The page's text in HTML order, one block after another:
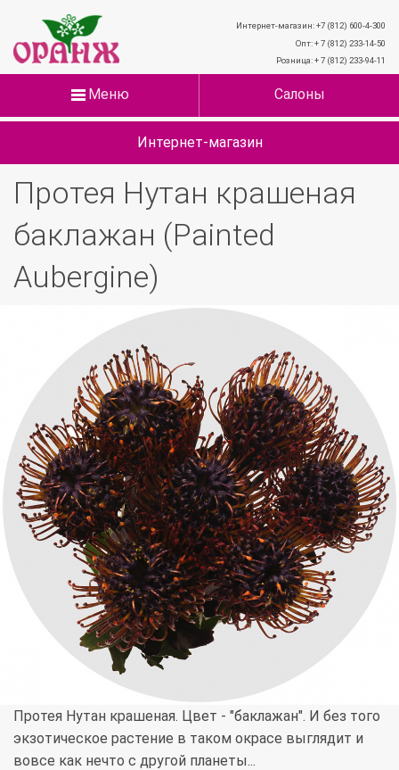
Интернет-магазин: +7 (812) 600-4-300
Опт: + 7 (812) 233-14-50
Розница: + 7 (812) 233-94-11
Меню Салоны
Интернет-магазин
Протея Нутан крашеная
баклажан (Painted
Aubergine)
Протея Нутан крашеная. Цвет - "баклажан". И без того
экзотическое растение в таком окрасе выглядит и
вовсе как нечто с другой планеты...